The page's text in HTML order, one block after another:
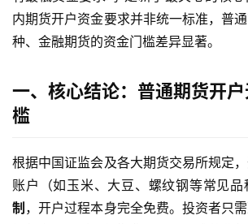
内期货开户资金要求并非统一标准，普
种、金融期货的资金门槛差异显著。
一、核心结论：普通期货开
槛
根据中国证监会及各大期货交易所规定
账户（如玉米、大豆、螺纹钢等常见品
制 ，开户过程本身完全免费。投资者只需